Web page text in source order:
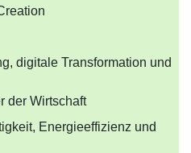
digitale Transformation und
der Wirtschaft
Energieeffizienz und